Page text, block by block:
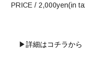
PRICE / 2,000yen(in
▶詳細はコチラから